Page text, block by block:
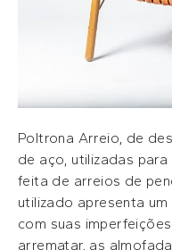
Poltrona Arreio, de
de aço, utilizadas
feita de arreios de
utilizado apresenta
com suas
arrematar, as